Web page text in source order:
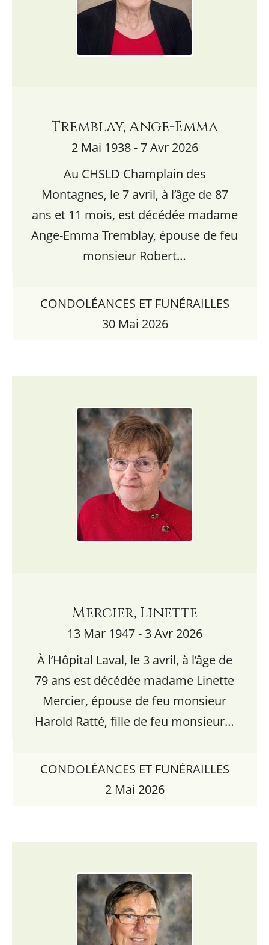
Tremblay, Ange-Emma
2 Mai 1938 - 7 Avr 2026
Au CHSLD Champlain des
Montagnes, le 7 avril, à l’âge de 87
ans et 11 mois, est décédée madame
Ange-Emma Tremblay, épouse de feu
monsieur Robert…
CONDOLÉANCES ET FUNÉRAILLES
30 Mai 2026
Mercier, Linette
13 Mar 1947 - 3 Avr 2026
À l’Hôpital Laval, le 3 avril, à l’âge de
79 ans est décédée madame Linette
Mercier, épouse de feu monsieur
Harold Ratté, fille de feu monsieur…
CONDOLÉANCES ET FUNÉRAILLES
2 Mai 2026